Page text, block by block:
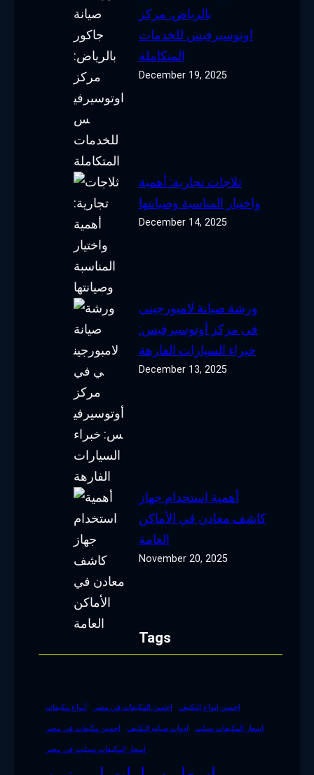
بالرياض: مركز
اوتوسيرفيس للخدمات
المتكاملة
December 19, 2025
ثلاجات تجارية: أهمية
واختيار المناسبة وصيانتها
December 14, 2025
ورشة صيانة لامبورجيني
في مركز أوتوسيرفيس:
خبراء السيارات الفارهة
December 13, 2025
أهمية استخدام جهاز
كاشف معادن في الأماكن
العامة
November 20, 2025
Tags
أنواع مكيفات احسن المكيفات في مصر احسن انواع التكييف
احسن مكيفات في مصر ادوات صيانة التكييف اسعار المكيفات سبلت
اسعار المكيفات سبليت في مصر